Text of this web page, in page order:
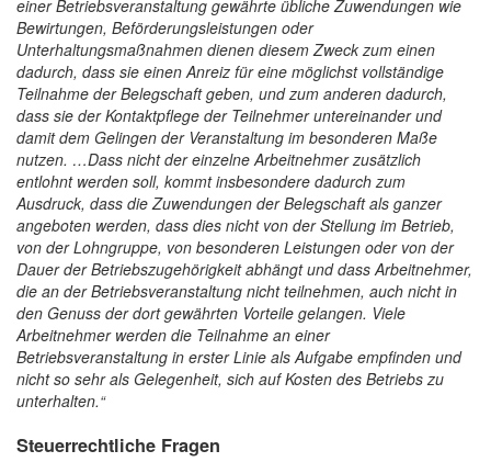
einer Betriebsveranstaltung gewährte übliche Zuwendungen wie
Bewirtungen, Beförderungsleistungen oder
Unterhaltungsmaßnahmen dienen diesem Zweck zum einen
dadurch, dass sie einen Anreiz für eine möglichst vollständige
Teilnahme der Belegschaft geben, und zum anderen dadurch,
dass sie der Kontaktpflege der Teilnehmer untereinander und
damit dem Gelingen der Veranstaltung im besonderen Maße
nutzen. …Dass nicht der einzelne Arbeitnehmer zusätzlich
entlohnt werden soll, kommt insbesondere dadurch zum
Ausdruck, dass die Zuwendungen der Belegschaft als ganzer
angeboten werden, dass dies nicht von der Stellung im Betrieb,
von der Lohngruppe, von besonderen Leistungen oder von der
Dauer der Betriebszugehörigkeit abhängt und dass Arbeitnehmer,
die an der Betriebsveranstaltung nicht teilnehmen, auch nicht in
den Genuss der dort gewährten Vorteile gelangen. Viele
Arbeitnehmer werden die Teilnahme an einer
Betriebsveranstaltung in erster Linie als Aufgabe empfinden und
nicht so sehr als Gelegenheit, sich auf Kosten des Betriebs zu
unterhalten.“
Steuerrechtliche Fragen